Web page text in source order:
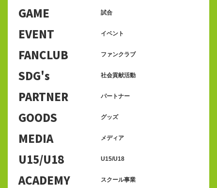
GAME 試合
EVENT イベント
FANCLUB ファンクラブ
SDG's 社会貢献活動
PARTNER パートナー
GOODS グッズ
MEDIA メディア
U15/U18 U15/U18
ACADEMY スクール事業